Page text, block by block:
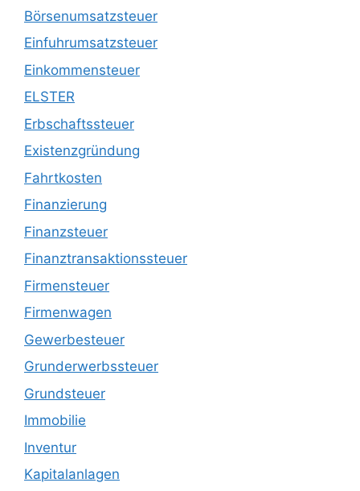
Börsenumsatzsteuer
Einfuhrumsatzsteuer
Einkommensteuer
ELSTER
Erbschaftssteuer
Existenzgründung
Fahrtkosten
Finanzierung
Finanzsteuer
Finanztransaktionssteuer
Firmensteuer
Firmenwagen
Gewerbesteuer
Grunderwerbssteuer
Grundsteuer
Immobilie
Inventur
Kapitalanlagen